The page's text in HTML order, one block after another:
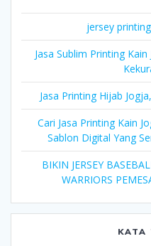
jersey
Jasa Sublim Printing
Jasa Printing Hijab
Cari Jasa Printing Kain
Sablon Digital Yang
BIKIN JERSEY
WARRIORS
KATA